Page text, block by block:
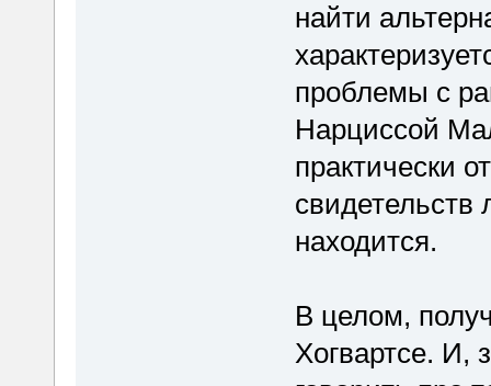
найти
проблемы с
Нарциссой
практически
находится.
В целом,
Хогвартсе. И,